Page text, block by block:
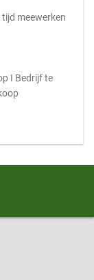
tijd meewerken
I Bedrijf te